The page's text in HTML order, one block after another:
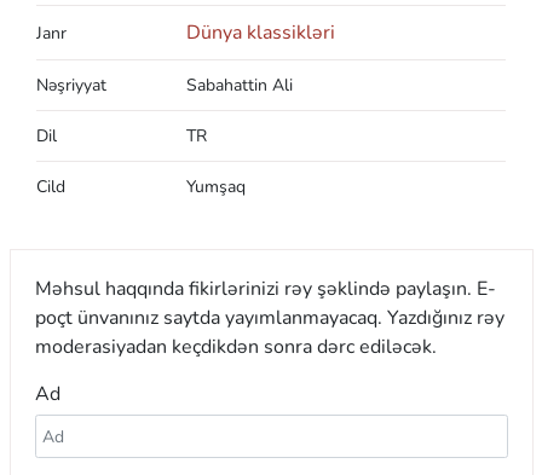
Janr Dünya klassikləri
Nəşriyyat Sabahattin Ali
Dil TR
Cild Yumşaq
Məhsul haqqında fikirlərinizi rəy şəklində paylaşın. E-
poçt ünvanınız saytda yayımlanmayacaq. Yazdığınız rəy
moderasiyadan keçdikdən sonra dərc ediləcək.
Ad